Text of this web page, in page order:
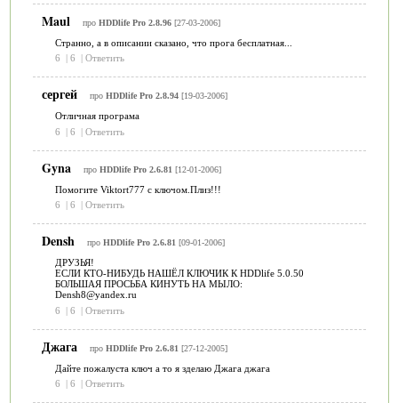
Maul про HDDlife Pro 2.8.96[27-03-2006]
Странно, а в описании сказано, что прога бесплатная...
6
| 6 | Ответить
сергей про HDDlife Pro 2.8.94[19-03-2006]
Отличная програма
6
| 6 | Ответить
Gyna про HDDlife Pro 2.6.81 [12-01-2006]
Помогите Viktort777 с ключом.Плиз!!!
6
| 6 | Ответить
Densh про HDDlife Pro 2.6.81 [09-01-2006]
ДРУЗЬЯ!
ЕСЛИ КТО-НИБУДЬ НАШЁЛ КЛЮЧИК К HDDlife 5.0.50
БОЛЬШАЯ ПРОСЬБА КИНУТЬ НА МЫЛО:
Densh8@yandex.ru
6
| 6 | Ответить
Джага про HDDlife Pro 2.6.81 [27-12-2005]
Дайте пожалуста ключ а то я зделаю Джага джага
6
| 6 | Ответить